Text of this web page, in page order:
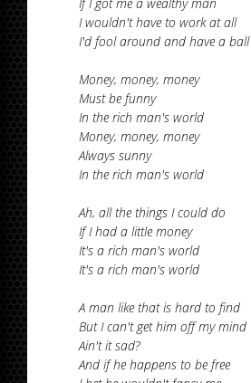
I wouldn't have to work at all
I'd fool around and have a ball
Money, money, money
Must be funny
In the rich man's world
Money, money, money
Always sunny
In the rich man's world
Ah, all the things I could do
If I had a little money
It's a rich man's world
It's a rich man's world
A man like that is hard to find
But I can't get him off my mind
Ain't it sad?
And if he happens to be free